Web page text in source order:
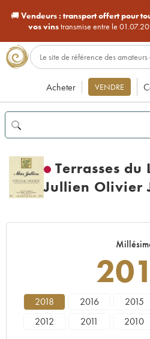
🚚Vendeurs : transport offert pour
vos vinstransmise entre le
Acheter VENDRE
Terrasses du
Jullien Olivier
2018 2016 2015
2012
2011 2010